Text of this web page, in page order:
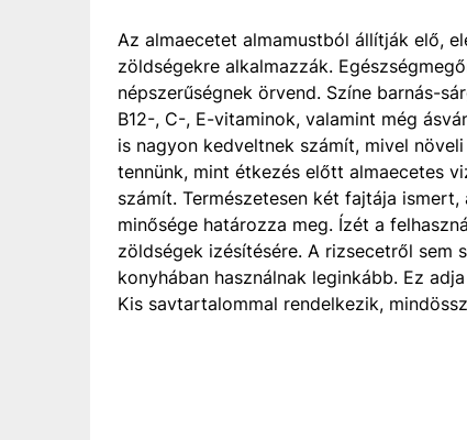
Az almaecetet almamustból állítják elő,
zöldségekre alkalmazzák.
népszerűségnek örvend. Színe barnás-
B12-, C-, E-vitaminok, valamint még
is nagyon kedveltnek számít, mivel
tennünk, mint étkezés előtt almaecetes
számít. Természetesen két fajtája
minősége határozza meg. Ízét a
zöldségek izésítésére. A rizsecetről sem
konyhában használnak leginkább. Ez
Kis savtartalommal rendelkezik,